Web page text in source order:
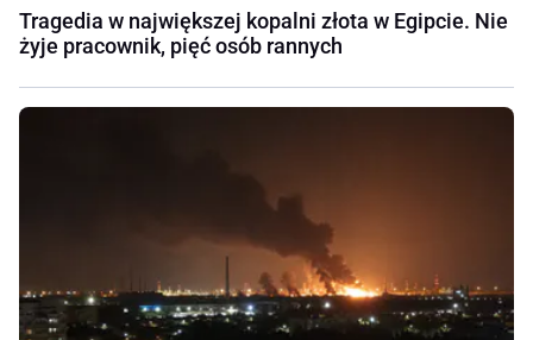
Tragedia w największej kopalni złota w Egipcie. Nie
żyje pracownik, pięć osób rannych